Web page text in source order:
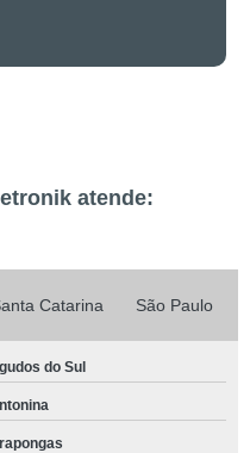
atende:
Catarina São Paulo
do Sul